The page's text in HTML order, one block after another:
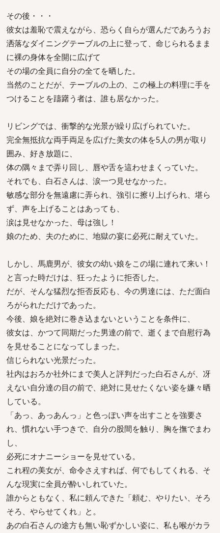
その後・・・
彼女は羞恥で震えながら、恐らく自らが選んだであろうお
洒落なダイニングテーブルの上に登って、命じられるまま
に裸の身体を全開に広げて
その場の全員に自分の全てを晒した。
当然のことだが、テーブルの上の、この極上の料理に手を
つけることを躊躇う者は、誰も居なかった。
リビングでは、衝撃的な光景が繰り広げられていた。
完全無抵抗な両手両足を広げた美女の体を5人の男が取り
囲み、好き放題に、
体の隅々まで弄り回し、唇や舌を這わせまくっていた。
それでも、白石さんは、涙一つ見せなかった。
敏感な部分を無遠慮に弄られ、強引に擦り上げられ、堪ら
ず、声を上げることはあっても、
涙は見せなかった、母は強し！
娘のため、夫のために、地獄の宴に必死に耐えていた。
しかし、馬鹿男が、彼女の幼い娘をこの場に連れて来い！
と言った時だけは、狂ったように拒否した。
だが、そんな猛烈な拒否反応も、今の男達には、ただ面白
ろがられただけであった。
今後、娘を絶対に巻き込まないということを条件に、
彼女は、かつて同期だった男達の前で、逝くまで自慰行為
を見せることになってしまった。
信じられない光景だった。
社内はおろか社外にまで美人と評判だった白石さんが、冴
えない自分達の目の前で、絶対に見せたくない姿を嫌々晒
している。
「あっ、あっあんっ」と色っぽい声を出すことを強要さ
れ、慣れない手つきで、自分の股間を触り、胸を撫でまわ
し、
必死にオナニーショーを見せている。
これ程の美女が、命令さえすれば、何でもしてくれる、そ
んな現実に全員が酔いしれていた。
誰からともなく、私に頼んできた「頼む、やりたい、そろ
そろ、やらせてくれ」と。
あの白石さんの途方も無い恥ずかしい姿に、私も喉がカラ